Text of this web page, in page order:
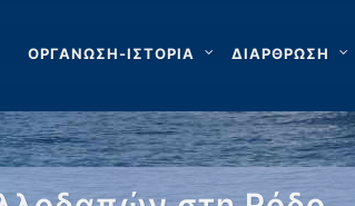
ΟΡΓΑΝΩΣΗ-ΙΣΤΟΡΙΑ ΔΙΑΡΘΡΩΣΗ